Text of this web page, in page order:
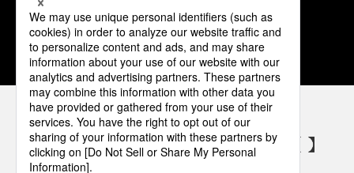
1 2 3 4 5
パナソニックの電気設備 SNSアカウント